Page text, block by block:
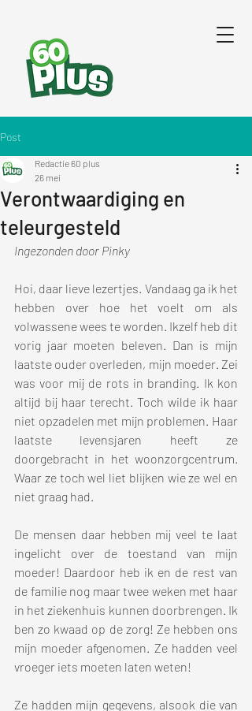
Post
Verontwaardiging en
teleurgesteld
Redactie 60 plus
26 mei
Ingezonden door Pinky
Hoi, daar lieve lezertjes. Vandaag ga ik het
hebben over hoe het voelt om als
volwassene wees te worden. Ikzelf heb dit
vorig jaar moeten beleven. Dan is mijn
laatste ouder overleden, mijn moeder. Zei
was voor mij de rots in branding. Ik kon
altijd bij haar terecht. Toch wilde ik haar
niet opzadelen met mijn problemen. Haar
laatste levensjaren heeft ze
doorgebracht in het woonzorgcentrum.
Waar ze toch wel liet blijken wie ze wel en
niet graag had.
De mensen daar hebben mij veel te laat
ingelicht over de toestand van mijn
moeder! Daardoor heb ik en de rest van
de familie nog maar twee weken met haar
in het ziekenhuis kunnen doorbrengen. Ik
ben zo kwaad op de zorg! Ze hebben ons
mijn moeder afgenomen. Ze hadden veel
vroeger iets moeten laten weten!
Ze hadden mijn gegevens, alsook die van